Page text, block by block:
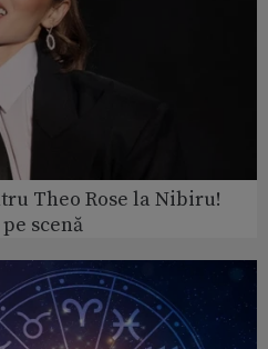
Theo Rose la Nibiru!
scenă